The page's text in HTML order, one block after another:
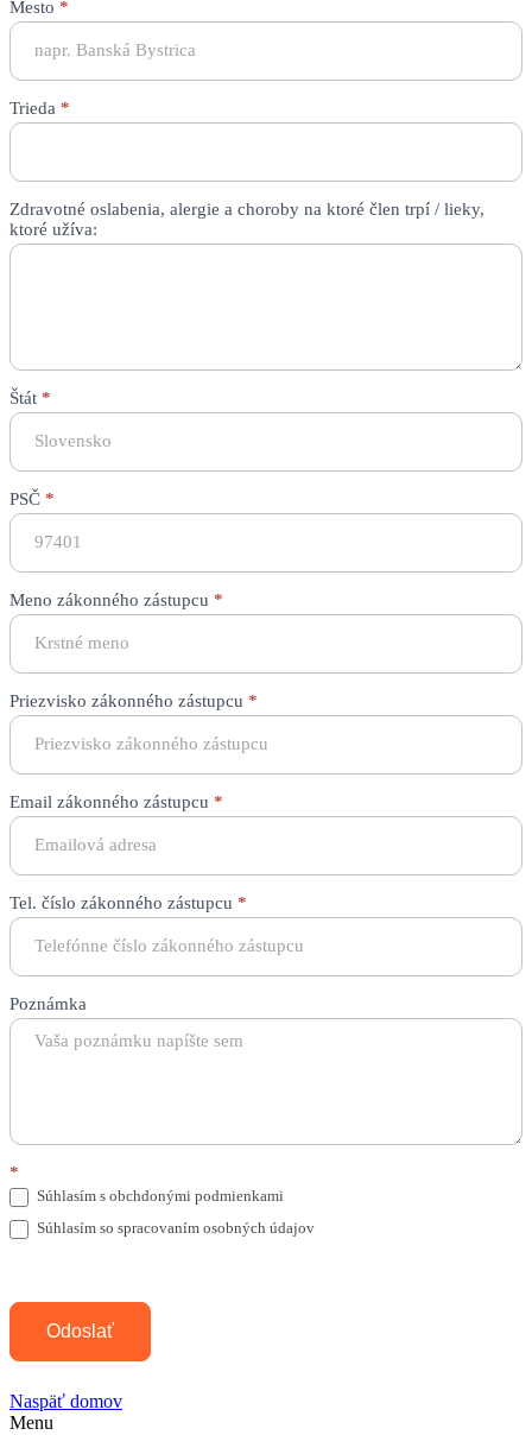
Mesto *
Trieda *
Zdravotné oslabenia, alergie a choroby na ktoré člen trpí / lieky,
ktoré užíva:
Štát *
PSČ *
Meno zákonného zástupcu *
Priezvisko zákonného zástupcu *
Email zákonného zástupcu *
Tel. číslo zákonného zástupcu *
Poznámka
*
Súhlasím s obchdonými podmienkami
Súhlasím so spracovaním osobných údajov
Odoslať
Naspäť domov
Menu